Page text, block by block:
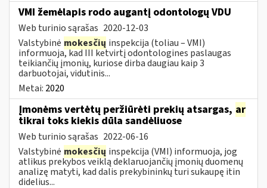
VMI žemėlapis rodo augantį odontologų VDU
Web turinio sąrašas 2020-12-03
Valstybinė mokesčių inspekcija (toliau – VMI)
informuoja, kad III ketvirtį odontologines paslaugas
teikiančių įmonių, kuriose dirba daugiau kaip 3
darbuotojai, vidutinis...
Metai: 2020
Įmonėms vertėtų peržiūrėti prekių atsargas, ar
tikrai toks kiekis dūla sandėliuose
Web turinio sąrašas 2022-06-16
Valstybinė mokesčių inspekcija (VMI) informuoja, jog
atlikus prekybos veiklą deklaruojančių įmonių duomenų
analizę matyti, kad dalis prekybininkų turi sukaupę itin
didelius...